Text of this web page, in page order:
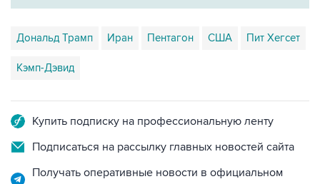
Дональд Трамп Иран Пентагон США Пит Хегсет
Кэмп-Дэвид
Купить подписку на профессиональную ленту
Подписаться на рассылку главных новостей сайта
Получать оперативные новости в официальном